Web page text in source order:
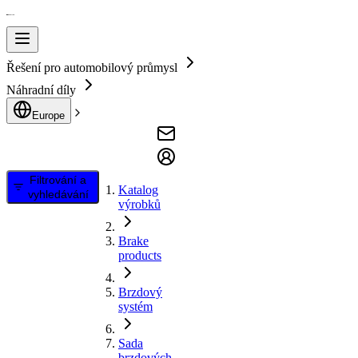
Řešení pro automobilový průmysl
Náhradní díly
Europe
Filtrování a
vyhledávání
Katalog
výrobků
Brake
products
Brzdový
systém
Sada